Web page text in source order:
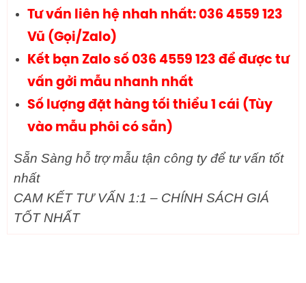
Tư vấn liên hệ nhah nhất: 036 4559 123
Vũ (Gọi/Zalo)
Kết bạn Zalo số 036 4559 123 để được tư
vấn gởi mẫu nhanh nhất
Số lượng đặt hàng tối thiểu 1 cái (Tùy
vào mẫu phôi có sẵn)
Sẵn Sàng hỗ trợ mẫu tận công ty để tư vấn tốt
nhất
CAM KẾT TƯ VẤN 1:1 – CHÍNH SÁCH GIÁ
TỐT NHẤT